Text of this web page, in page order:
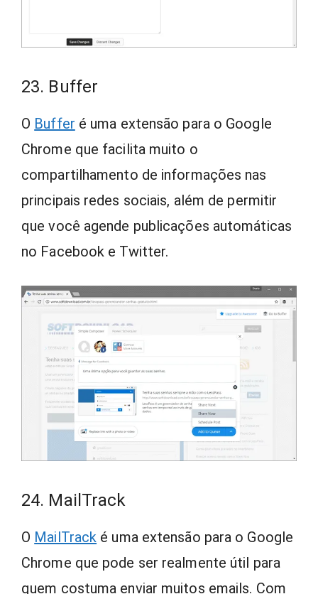
23. Buffer
O Buffer é uma extensão para o Google
Chrome que facilita muito o
compartilhamento de informações nas
principais redes sociais, além de permitir
que você agende publicações automáticas
no Facebook e Twitter.
24. MailTrack
O MailTrack é uma extensão para o Google
Chrome que pode ser realmente útil para
quem costuma enviar muitos emails. Com